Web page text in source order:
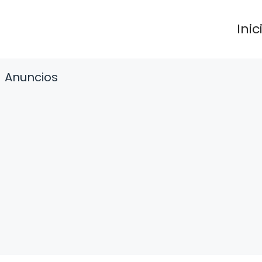
Anuncios